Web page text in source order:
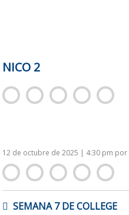
NICO 2
12 de octubre de 2025 | 4:30 pm por
DESEMANA 7 DE COLLEGE